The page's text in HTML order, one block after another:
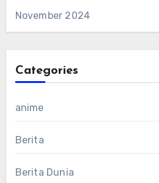
November 2024
Categories
anime
Berita
Berita Dunia